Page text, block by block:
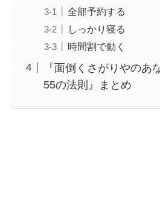
全部予約する
しっかり寝る
時間割で動く
『面倒くさがりやのあ
55の法則』まとめ